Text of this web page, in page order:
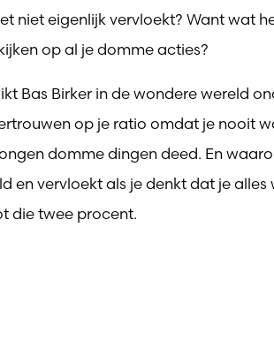
niet eigenlijk vervloekt? Want wat
op al je domme acties?
Bas Birker in de wondere wereld
op je ratio omdat je nooit
domme dingen deed. En
en vervloekt als je denkt dat je alles
die twee procent.